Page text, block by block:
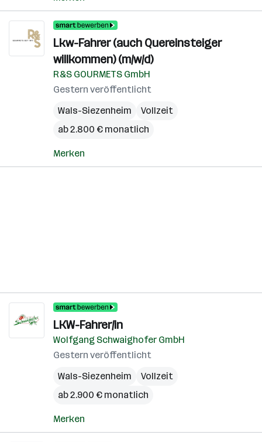
Lkw-Fahrer (auch Quereinsteiger
willkommen) (m/w/d)
R&S GOURMETS GmbH
Gestern veröffentlicht
Wals-Siezenheim
Vollzeit
ab 2.800 € monatlich
Merken
LKW-Fahrer/in
Wolfgang Schwaighofer GmbH
Gestern veröffentlicht
Wals-Siezenheim
Vollzeit
ab 2.900 € monatlich
Merken